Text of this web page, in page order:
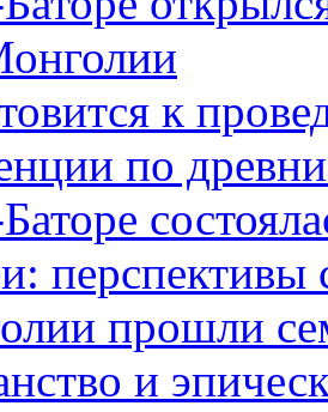
к
по
перспективы
прошли
и